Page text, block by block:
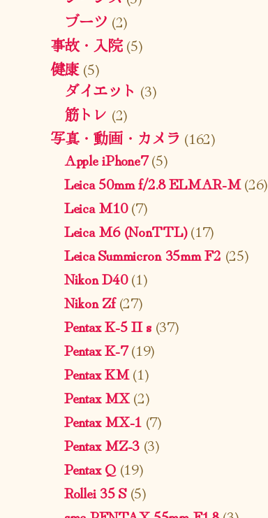
ブーツ (2)
事故・入院(5)
健康 (5)
ダイエット (3)
筋トレ (2)
写真・動画・カメラ (162)
Apple iPhone7(5)
Leica 50mm f/2.8 ELMAR-M(26)
Leica M10(7)
Leica M6 (NonTTL)(17)
Leica Summicron 35mm F2 (25)
Nikon D40(1)
Nikon Zf(27)
Pentax K-5 II s(37)
Pentax K-7(19)
Pentax KM(1)
Pentax MX(2)
Pentax MX-1 (7)
Pentax MZ-3 (3)
Pentax Q(19)
Rollei 35 S(5)